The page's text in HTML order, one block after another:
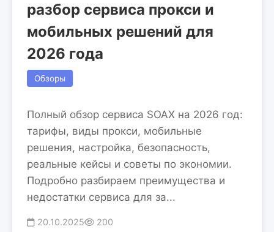
разбор сервиса прокси и
мобильных решений для
2026 года
Обзоры
Полный обзор сервиса SOAX на 2026 год:
тарифы, виды прокси, мобильные
решения, настройка, безопасность,
реальные кейсы и советы по экономии.
Подробно разбираем преимущества и
недостатки сервиса для за...
20.10.2025 200